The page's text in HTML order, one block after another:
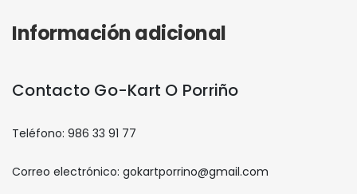
Información adicional
Contacto Go-Kart O Porriño
Teléfono: 986 33 91 77
Correo electrónico: gokartporrino@gmail.com